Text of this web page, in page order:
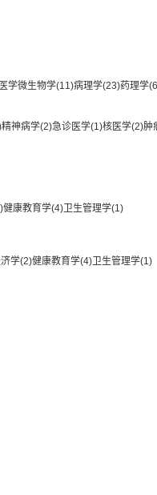
医学微生物学(11)病理学(23)药理学
精神病学(2)急诊医学(1)核医学(2)肿
健康教育学(4) 卫生管理学(1)
济学(2)健康教育学(4) 卫生管理学(1)